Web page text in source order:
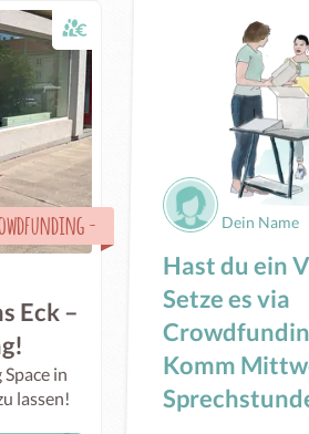
-
Eck –
in
lassen!
Dein Name
Hast du ein
Setze es via
Komm